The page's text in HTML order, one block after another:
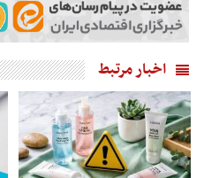
اخبار مرتبط